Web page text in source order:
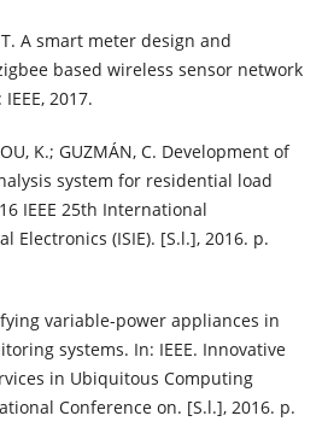
T. A smart meter design and
based wireless sensor network
2017.
K.; GUZMÁN, C. Development of
system for residential load
IEEE 25th International
Electronics (ISIE). [S.l.], 2016. p.
variable-power appliances in
systems. In: IEEE. Innovative
in Ubiquitous Computing
Conference on. [S.l.], 2016. p.